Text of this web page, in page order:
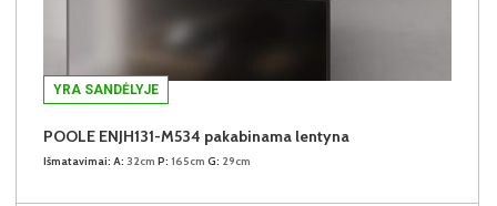
YRA SANDĖLYJE
POOLE ENJH131-M534 pakabinama lentyna
Išmatavimai: A: 32cm P: 165cm G: 29cm